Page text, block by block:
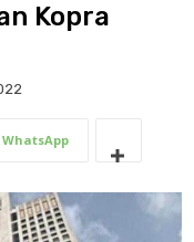
Kopra
WhatsApp